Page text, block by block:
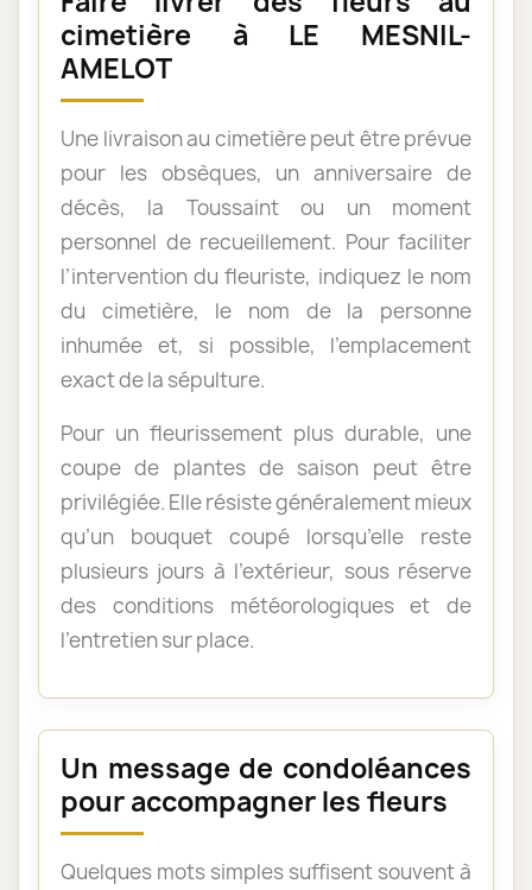
cimetière à LE MESNIL-
AMELOT
Une livraison au cimetière peut être prévue
pour les obsèques, un anniversaire de
décès, la Toussaint ou un moment
personnel de recueillement. Pour faciliter
l’intervention du fleuriste, indiquez le nom
du cimetière, le nom de la personne
inhumée et, si possible, l’emplacement
exact de la sépulture.
Pour un fleurissement plus durable, une
coupe de plantes de saison peut être
privilégiée. Elle résiste généralement mieux
qu’un bouquet coupé lorsqu’elle reste
plusieurs jours à l’extérieur, sous réserve
des conditions météorologiques et de
l’entretien sur place.
Un message de condoléances
pour accompagner les fleurs
Quelques mots simples suffisent souvent à